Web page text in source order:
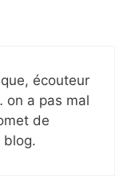
écouteur
on a pas mal
de
blog.